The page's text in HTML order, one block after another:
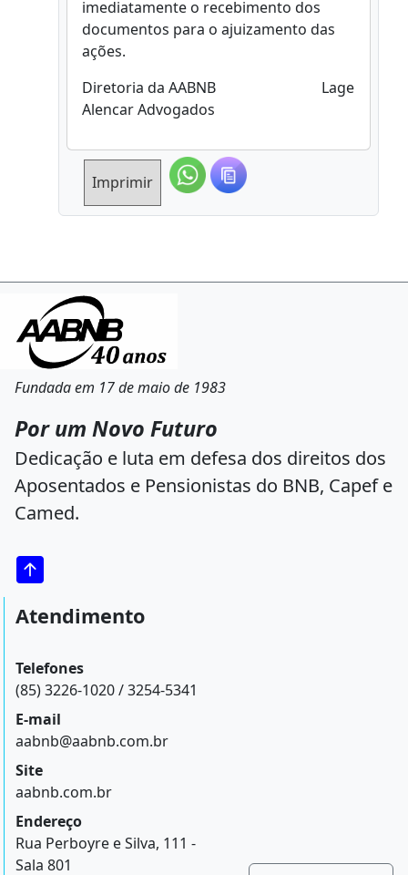
imediatamente o recebimento dos
documentos para o ajuizamento das
ações.
Diretoria da AABNB Lage
Alencar Advogados
Imprimir
Fundada em 17 de maio de 1983
Por um Novo Futuro
Dedicação e luta em defesa dos direitos dos
Aposentados e Pensionistas do BNB, Capef e
Camed.
Atendimento
Telefones
(85) 3226-1020 / 3254-5341
E-mail
aabnb@aabnb.com.br
Site
aabnb.com.br
Endereço
Rua Perboyre e Silva, 111 -
Sala 801